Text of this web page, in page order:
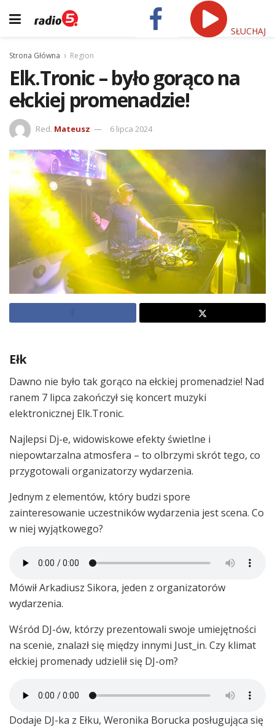
SŁUCHAJ
Strona Główna Region
Elk.Tronic – było gorąco na
ełckiej promenadzie!
Red. Mateusz 6 lipca 2024
Ełk
Dawno nie było tak gorąco na ełckiej promenadzie! Nad
ranem 7 lipca zakończył się koncert muzyki
elektronicznej Elk.Tronic.
Najlepsi Dj-e, widowiskowe efekty świetlne i
niepowtarzalna atmosfera – to olbrzymi skrót tego, co
przygotowali organizatorzy wydarzenia.
Jednym z elementów, który budzi spore
zainteresowanie uczestników wydarzenia jest scena. Co
w niej wyjątkowego?
Mówił Arkadiusz Sikora, jeden z organizatorów
wydarzenia.
Wśród DJ-ów, którzy prezentowali swoje umiejętności
na scenie, znalazł się między innymi Just_in. Czy klimat
ełckiej promenady udzielił się DJ-om?
Dodaje DJ-ka z Ełku, Weronika Borucka posługująca się